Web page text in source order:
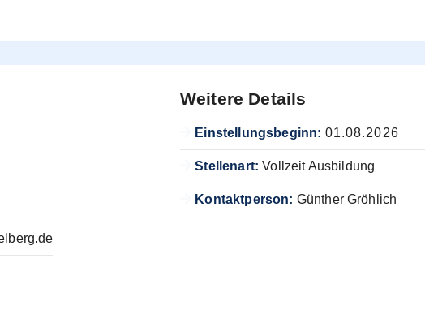
Weitere Details
Einstellungsbeginn: 01.08.2026
Stellenart: Vollzeit Ausbildung
Kontaktperson: Günther Gröhlich